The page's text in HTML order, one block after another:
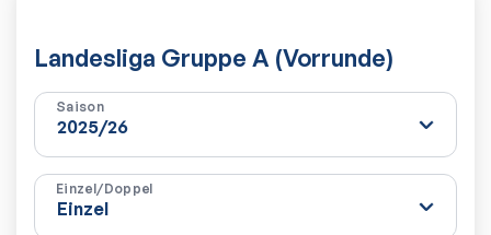
Landesliga Gruppe A (Vorrunde)
Saison
Einzel/Doppel